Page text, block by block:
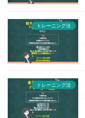
トレーニング法
トレーニング法